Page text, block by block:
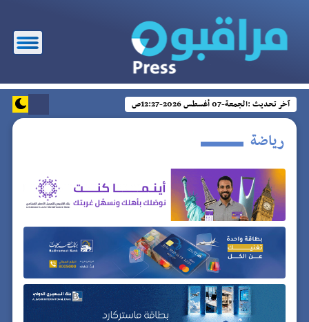
آخر تحديث :الجمعة-07 أغسطس 2026-12:27ص
رياضة